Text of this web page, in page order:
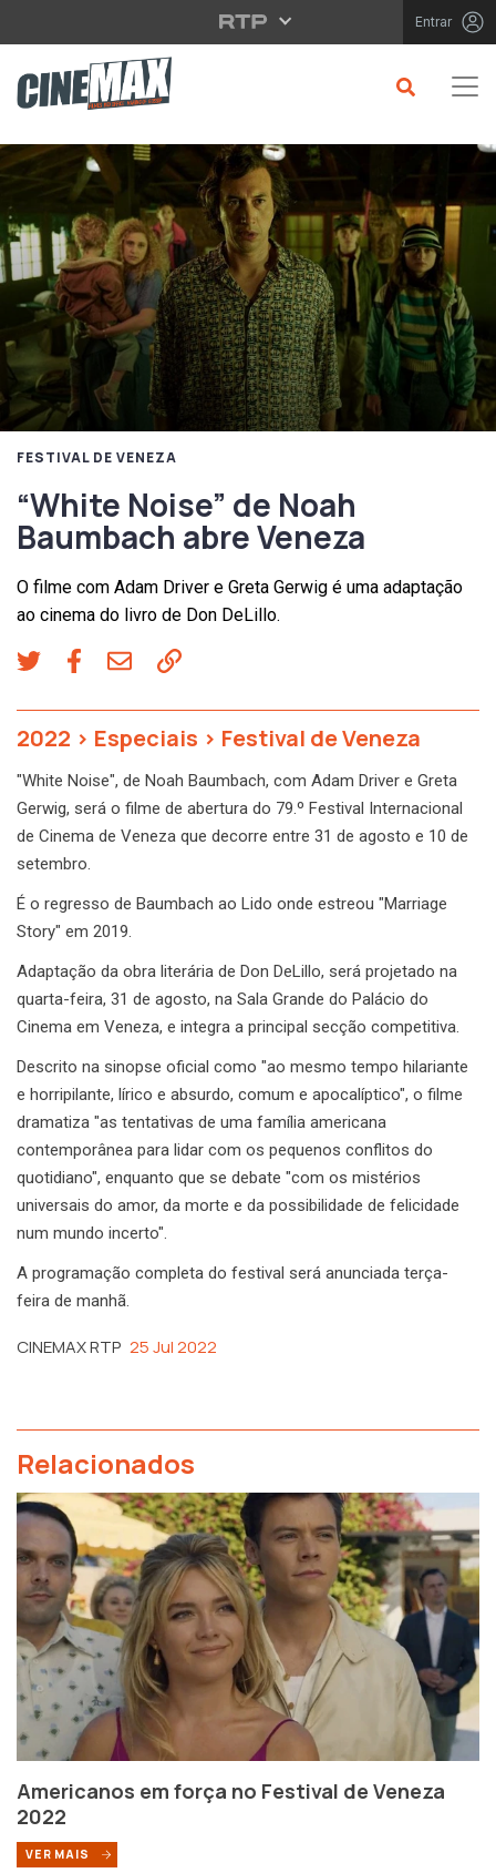
Saltar para o conteúdo principal Entrar
FESTIVAL DE VENEZA
“White Noise” de Noah
Baumbach abre Veneza
O filme com Adam Driver e Greta Gerwig é uma adaptação
ao cinema do livro de Don DeLillo.
2022 > Especiais > Festival de Veneza
"White Noise", de Noah Baumbach, com Adam Driver e Greta
Gerwig, será o filme de abertura do 79.º Festival Internacional
de Cinema de Veneza que decorre entre 31 de agosto e 10 de
setembro.
É o regresso de Baumbach ao Lido onde estreou "Marriage
Story" em 2019.
Adaptação da obra literária de Don DeLillo, será projetado na
quarta-feira, 31 de agosto, na Sala Grande do Palácio do
Cinema em Veneza, e integra a principal secção competitiva.
Descrito na sinopse oficial como "ao mesmo tempo hilariante
e horripilante, lírico e absurdo, comum e apocalíptico", o filme
dramatiza "as tentativas de uma família americana
contemporânea para lidar com os pequenos conflitos do
quotidiano", enquanto que se debate "com os mistérios
universais do amor, da morte e da possibilidade de felicidade
num mundo incerto".
A programação completa do festival será anunciada terça-
feira de manhã.
CINEMAX RTP 25 Jul 2022
Relacionados
Americanos em força no Festival de Veneza
2022
VER MAIS